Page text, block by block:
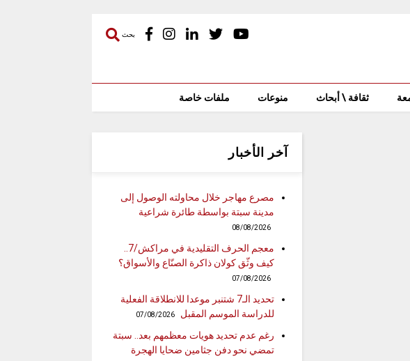
بحث
ثقافة \ أبحاث منوعات ملفات خاصة
آخر الأخبار
مصرع مهاجر خلال محاولته الوصول إلى
مدينة سبتة بواسطة طائرة شراعية
08/08/2026
معجم الحرف التقليدية في مراكش/7..
كيف وثّق كولان ذاكرة الصنّاع والأسواق؟
07/08/2026
تحديد الـ7 شتنبر موعدا للانطلاقة الفعلية
للدراسة الموسم المقبل
07/08/2026
رغم عدم تحديد هويات معظمهم بعد.. سبتة
تمضي نحو دفن جثامين ضحايا الهجرة